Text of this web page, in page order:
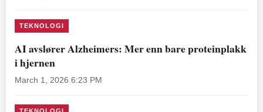
TEKNOLOGI
AI avslører Alzheimers: Mer enn bare proteinplakk
i hjernen
March 1, 2026 6:23 PM